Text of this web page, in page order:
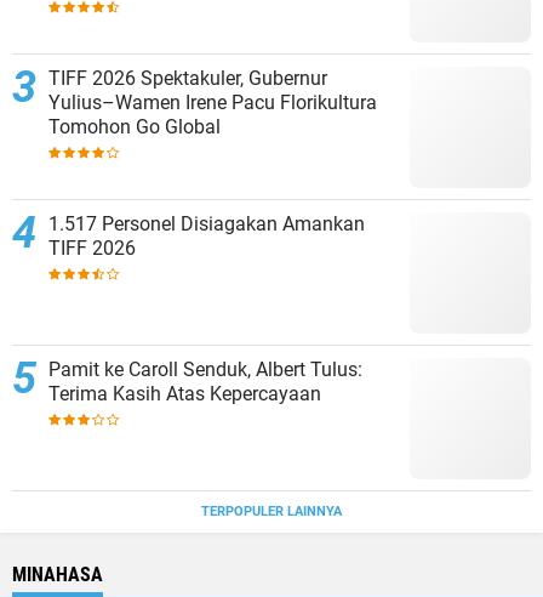
TIFF 2026 Spektakuler, Gubernur
Yulius–Wamen Irene Pacu Florikultura
Tomohon Go Global
1.517 Personel Disiagakan Amankan
TIFF 2026
Pamit ke Caroll Senduk, Albert Tulus:
Terima Kasih Atas Kepercayaan
TERPOPULER LAINNYA
MINAHASA